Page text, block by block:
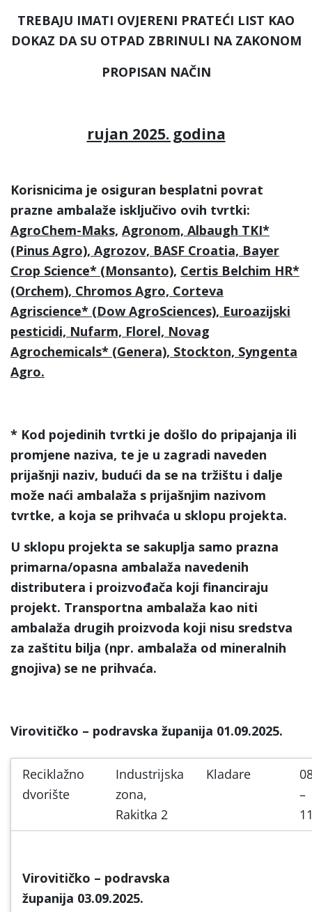
TREBAJU IMATI OVJERENI PRATEĆI LIST KAO
DOKAZ DA SU OTPAD ZBRINULI NA ZAKONOM
PROPISAN NAČIN
rujan 2025. godina
Korisnicima je osiguran besplatni povrat
prazne ambalaže isključivo ovih tvrtki:
AgroChem-Maks, Agronom, Albaugh TKI*
(Pinus Agro), Agrozov, BASF Croatia, Bayer
Crop Science* (Monsanto), Certis Belchim HR*
(Orchem), Chromos Agro, Corteva
Agriscience* (Dow AgroSciences), Euroazijski
pesticidi, Nufarm, Florel, Novag
Agrochemicals* (Genera), Stockton, Syngenta
Agro.
* Kod pojedinih tvrtki je došlo do pripajanja ili
promjene naziva, te je u zagradi naveden
prijašnji naziv, budući da se na tržištu i dalje
može naći ambalaža s prijašnjim nazivom
tvrtke, a koja se prihvaća u sklopu projekta.
U sklopu projekta se sakuplja samo prazna
primarna/opasna ambalaža navedenih
distributera i proizvođača koji financiraju
projekt. Transportna ambalaža kao niti
ambalaža drugih proizvoda koji nisu sredstva
za zaštitu bilja (npr. ambalaža od mineralnih
gnojiva) se ne prihvaća.
Virovitičko – podravska županija 01.09.2025.
Reciklažno
dvorište
Industrijska
zona,
Rakitka 2
Kladare
–
Virovitičko – podravska
županija 03.09.2025.